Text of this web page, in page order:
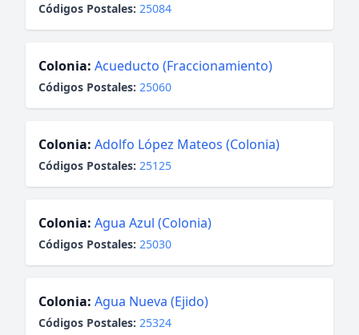
Códigos Postales: 25084
Colonia: Acueducto (Fraccionamiento)
Códigos Postales: 25060
Colonia: Adolfo López Mateos (Colonia)
Códigos Postales: 25125
Colonia: Agua Azul (Colonia)
Códigos Postales: 25030
Colonia: Agua Nueva (Ejido)
Códigos Postales: 25324